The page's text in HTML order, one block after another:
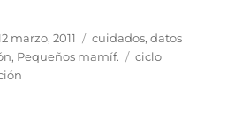
marzo, 2011 Categorías
cuidados,datos
, Pequeños mamíf. Etiquetas
ciclo